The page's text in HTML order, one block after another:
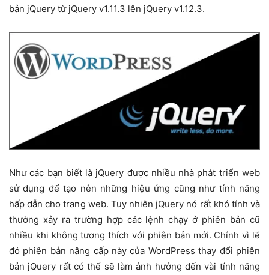
bản jQuery từ jQuery v1.11.3 lên jQuery v1.12.3.
Như các bạn biết là jQuery được nhiều nhà phát triển web
sử dụng để tạo nên những hiệu ứng cũng như tính năng
hấp dẫn cho trang web. Tuy nhiên jQuery nó rất khó tính và
thường xảy ra trường hợp các lệnh chạy ở phiên bản cũ
nhiều khi không tương thích với phiên bản mới. Chính vì lẽ
đó phiên bản nâng cấp này của WordPress thay đổi phiên
bản jQuery rất có thể sẽ làm ảnh hưởng đến vài tính năng